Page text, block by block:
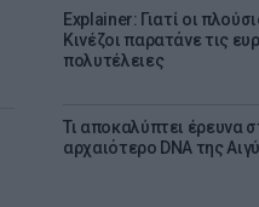
Explainer: Γιατί οι
Κινέζοι παρατάνε τις
πολυτέλειες
Τι αποκαλύπτει έρευνα
αρχαιότερο DNA της